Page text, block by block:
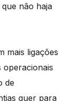
não haja
mais ligações
operacionais
de
quer para